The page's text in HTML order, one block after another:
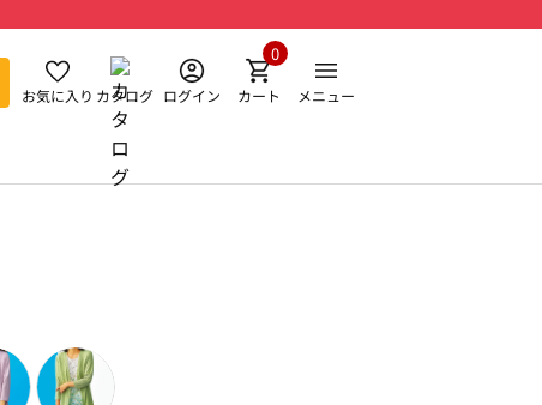
お気に入り カタログ ログイン カート
0
メニュー